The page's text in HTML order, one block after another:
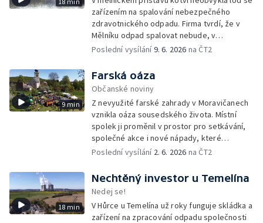
zařízením na spalování nebezpečného
zdravotnického odpadu. Firma tvrdí, že v
Mělníku odpad spalovat nebude, v
dokumentech k posuzování vlivů na životní
Poslední vysílání9. 6. 2026 na ČT2
9 min
Farská oáza
Občanské noviny
Z nevyužité farské zahrady v Moravičanech
vznikla oáza sousedského života. Místní
spolek ji proměnil v prostor pro setkávání,
společné akce i nové nápady, které
přesahují zahradu a pomáhají rozhýbat život
Poslední vysílání 2. 6. 2026 na ČT2
18 min
Nechtěný investor u Temelína
Nedej se!
V Hůrce u Temelína už roky funguje skládka a
zařízení na zpracování odpadu společnosti